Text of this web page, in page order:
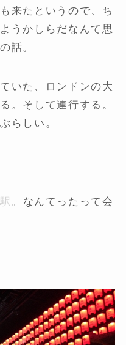
来たというので、ち
うかしらだなんて思
話。
いた、ロンドンの大
。そして連行する。
らしい。
。なんてったって会